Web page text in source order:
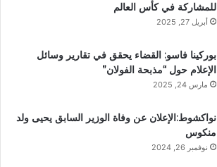
للمشاركة في كأس العالم
أبريل 27, 2025
بوركينا فاسو: القضاء يحقق في تقارير وسائل
الإعلام حول “مذبحة الفولان”
مارس 24, 2025
نواكشوط:الإعلان عن وفاة الوزير السابق يحيى ولد
منكوس
نوفمبر 26, 2024